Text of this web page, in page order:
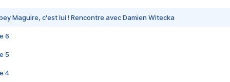
Maguire, c'est lui ! Rencontre avec Damien Witecka
6
5
4